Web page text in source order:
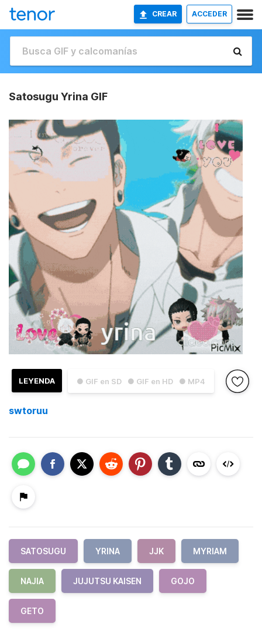
CREAR ACCEDER
Satosugu Yrina GIF
● GIF en SD ● GIF en HD ● MP4
LEYENDA
swtoruu
SATOSUGU YRINA JJK MYRIAM
NAJIA JUJUTSU KAISEN GOJO
GETO